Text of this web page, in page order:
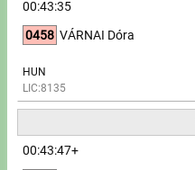
00:43:35
0458 VÁRNAI Dóra
HUN
LIC:8135
00:43:47+